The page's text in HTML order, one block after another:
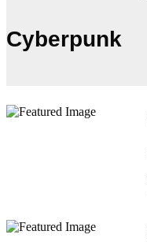
Cyberpunk